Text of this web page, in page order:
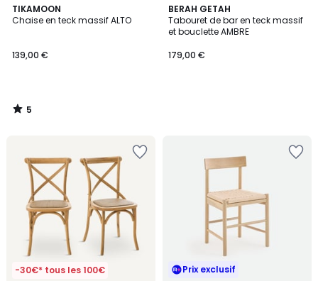
TIKAMOON
Chaise en teck massif ALTO
139,00 €
5
/
5
/
BERAH GETAH
Tabouret de bar en teck massif
et bouclette AMBRE
179,00 €
-30€* tous les 100€ Prix exclusif